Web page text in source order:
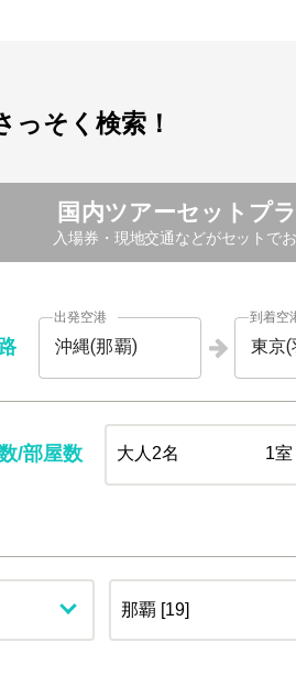
っそく検索！
国内ツアーセットプ
入場券・現地交通などがセットで
出発空港 到着空
/部屋数